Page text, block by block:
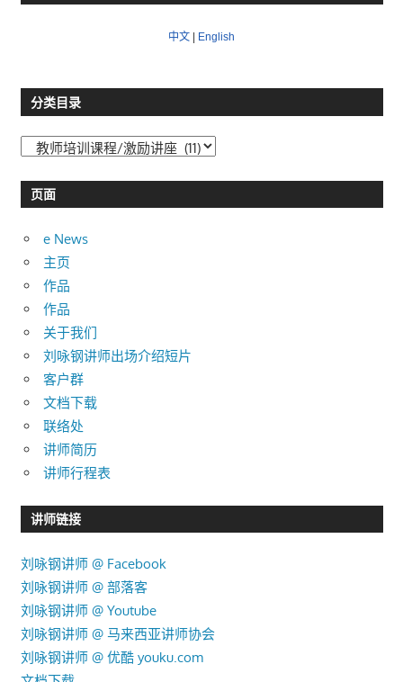
中文 English
分类目录
目页面
e News
主页
作品
作品
关于我们
刘咏钢讲师出场介绍短片
客户群
文档下载
联络处
讲师简历
讲师行程表
讲师链接
刘咏钢讲师 @ Facebook
刘咏钢讲师 @ 部落客
刘咏钢讲师 @ Youtube
刘咏钢讲师 @ 马来西亚讲师协会
刘咏钢讲师 @ 优酷 youku.com